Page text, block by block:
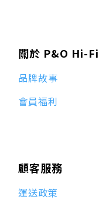
關於 P&O Hi-
品牌故事
會員福利
顧客服務
運送政策